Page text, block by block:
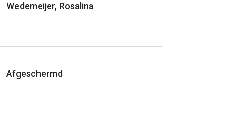
Wedemeijer, Rosalina
Afgeschermd